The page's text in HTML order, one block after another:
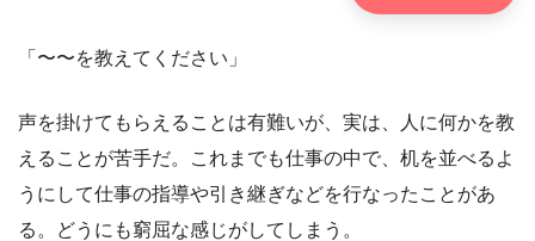
「〜〜を教えてください」
声を掛けてもらえることは有難いが、実は、人に何かを教
えることが苦手だ。これまでも仕事の中で、机を並べるよ
うにして仕事の指導や引き継ぎなどを行なったことがあ
る。どうにも窮屈な感じがしてしまう。